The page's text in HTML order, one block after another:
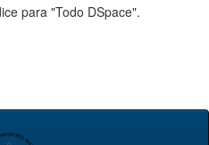
para "Todo DSpace".